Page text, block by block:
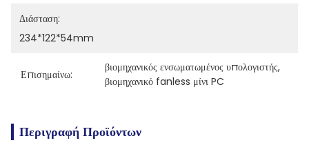
Διάσταση:
234*122*54mm
Επισημαίνω:
βιομηχανικός ενσωματωμένος υπολογιστής,
βιομηχανικό fanless μίνι PC
Περιγραφή Προϊόντων